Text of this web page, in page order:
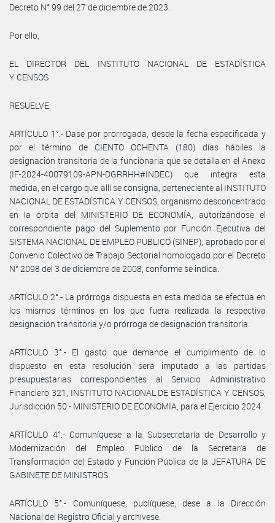
Decreto N° 99 del 27 de diciembre de 2023.
Por ello,
EL DIRECTOR DEL INSTITUTO NACIONAL DE ESTADÍSTICA
Y CENSOS
RESUELVE:
ARTÍCULO 1°.- Dase por prorrogada, desde la fecha especificada y
por el término de CIENTO OCHENTA (180) días hábiles la
designación transitoria de la funcionaria que se detalla en el Anexo
(IF-2024-40079109-APN-DGRRHH#INDEC) que integra esta
medida, en el cargo que allí se consigna, perteneciente al INSTITUTO
NACIONAL DE ESTADÍSTICA Y CENSOS, organismo desconcentrado
en la órbita del MINISTERIO DE ECONOMÍA, autorizándose el
correspondiente pago del Suplemento por Función Ejecutiva del
SISTEMA NACIONAL DE EMPLEO PUBLICO (SINEP), aprobado por el
Convenio Colectivo de Trabajo Sectorial homologado por el Decreto
N° 2098 del 3 de diciembre de 2008, conforme se indica.
ARTÍCULO 2°.- La prórroga dispuesta en esta medida se efectúa en
los mismos términos en los que fuera realizada la respectiva
designación transitoria y/o prórroga de designación transitoria.
ARTÍCULO 3°.- El gasto que demande el cumplimiento de lo
dispuesto en esta resolución será imputado a las partidas
presupuestarias correspondientes al Servicio Administrativo
Financiero 321, INSTITUTO NACIONAL DE ESTADÍSTICA Y CENSOS,
Jurisdicción 50 - MINISTERIO DE ECONOMIA, para el Ejercicio 2024.
ARTÍCULO 4°.- Comuníquese a la Subsecretaría de Desarrollo y
Modernización del Empleo Público de la Secretaría de
Transformación del Estado y Función Pública de la JEFATURA DE
GABINETE DE MINISTROS.
ARTÍCULO 5°.- Comuníquese, publíquese, dese a la Dirección
Nacional del Registro Oficial y archívese.